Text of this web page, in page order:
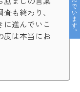
も終わり、
に進んでいこ
度は本当にお